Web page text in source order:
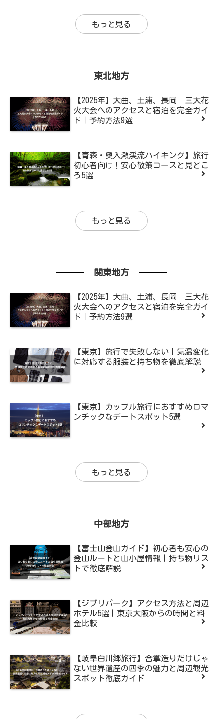
もっと見る
東北地方
【2025年】大曲、土浦、長岡 三大花
火大会へのアクセスと宿泊を完全ガイ
ド｜予約方法9選
【青森・奥入瀬渓流ハイキング】旅行
初心者向け！安心散策コースと見どこ
ろ5選
もっと見る
関東地方
【2025年】大曲、土浦、長岡 三大花
火大会へのアクセスと宿泊を完全ガイ
ド｜予約方法9選
【東京】旅行で失敗しない｜気温変化
に対応する服装と持ち物を徹底解説
【東京】カップル旅行におすすめロマ
ンチックなデートスポット5選
もっと見る
中部地方
【富士山登山ガイド】初心者も安心の
登山ルートと山小屋情報｜持ち物リス
トで徹底解説
【ジブリパーク】アクセス方法と周辺
ホテル5選｜東京大阪からの時間と料
金比較
【岐阜白川郷旅行】合掌造りだけじゃ
ない世界遺産の四季の魅力と周辺観光
スポット徹底ガイド